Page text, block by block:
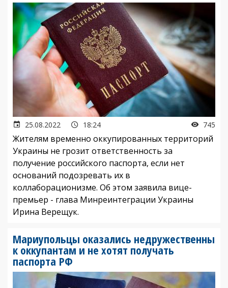
25.08.2022 18:24 745
Жителям временно оккупированных территорий
Украины не грозит ответственность за
получение российского паспорта, если нет
оснований подозревать их в
коллаборационизме. Об этом заявила вице-
премьер - глава Минреинтеграции Украины
Ирина Верещук.
Мариупольцы оказались недружественны
к оккупантам и не хотят получать
паспорта РФ